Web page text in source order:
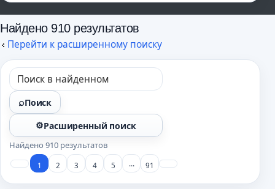
Найдено 910 результатов
Перейти к расширенному поиску
Поиск
Расширенный поиск
Найдено 910 результатов
1 2 3 4 5 … 91